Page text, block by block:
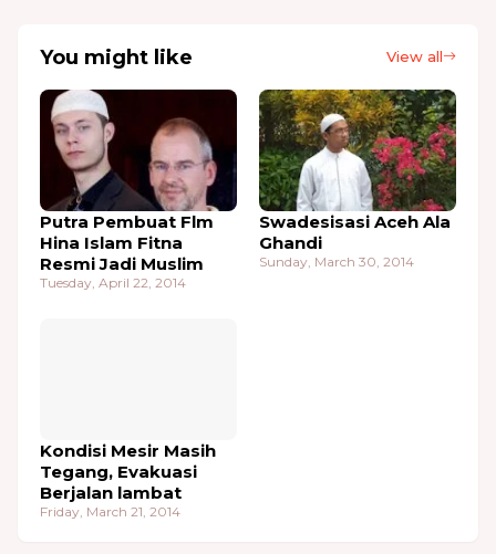
You might like View all
Putra Pembuat Flm
Hina Islam Fitna
Resmi Jadi Muslim
Tuesday, April 22, 2014
Swadesisasi Aceh Ala
Ghandi
Sunday, March 30, 2014
Kondisi Mesir Masih
Tegang, Evakuasi
Berjalan lambat
Friday, March 21, 2014